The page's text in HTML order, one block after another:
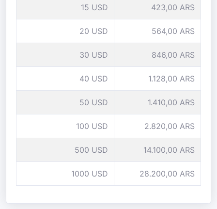
15 USD 423,00 ARS
20 USD 564,00 ARS
30 USD 846,00 ARS
40 USD 1.128,00 ARS
50 USD 1.410,00 ARS
100 USD 2.820,00 ARS
500 USD 14.100,00 ARS
1000 USD 28.200,00 ARS